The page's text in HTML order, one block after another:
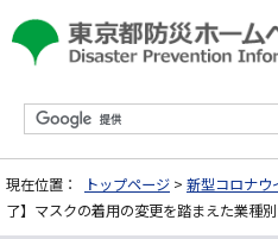
現在位置： トップページ > 新型コロナウ
了】マスクの着用の変更を踏まえた業種